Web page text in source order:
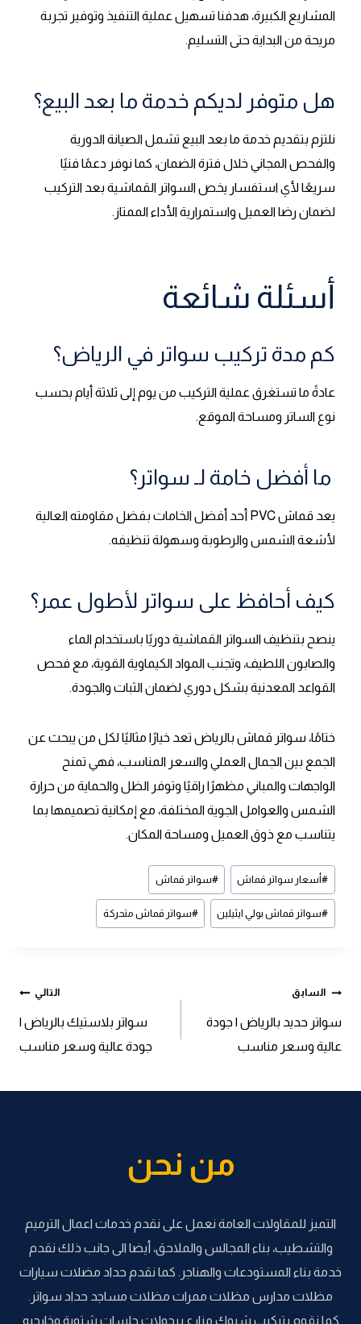
المشاريع الكبيرة، هدفنا تسهيل عملية التنفيذ وتوفير تجربة
مريحة من البداية حتى التسليم.
هل متوفر لديكم خدمة ما بعد البيع؟
نلتزم بتقديم خدمة ما بعد البيع تشمل الصيانة الدورية
والفحص المجاني خلال فترة الضمان، كما نوفر دعمًا فنيًا
سريعًا لأي استفسار يخص السواتر القماشية بعد التركيب
لضمان رضا العميل واستمرارية الأداء الممتاز.
أسئلة شائعة
كم مدة تركيب سواتر في الرياض؟
عادةً ما تستغرق عملية التركيب من يوم إلى ثلاثة أيام بحسب
نوع الساتر ومساحة الموقع.
ما أفضل خامة لـ سواتر؟
يعد قماش PVC أحد أفضل الخامات بفضل مقاومته العالية
لأشعة الشمس والرطوبة وسهولة تنظيفه.
كيف أحافظ على سواتر لأطول عمر؟
ينصح بتنظيف السواتر القماشية دوريًا باستخدام الماء
والصابون اللطيف، وتجنب المواد الكيماوية القوية، مع فحص
القواعد المعدنية بشكل دوري لضمان الثبات والجودة.
ختامًا، سواتر قماش بالرياض تعد خيارًا مثاليًا لكل من يبحث عن
الجمع بين الجمال العملي والسعر المناسب، فهي تمنح
الواجهات والمباني مظهرًا راقيًا وتوفر الظل والحماية من حرارة
الشمس والعوامل الجوية المختلفة، مع إمكانية تصميمها بما
يتناسب مع ذوق العميل ومساحة المكان.
وسوم
المقال:
#أسعار سواتر قماش #سواتر قماش
#سواتر قماش بولي ايثيلين #سواتر قماش متحركة
تصفّح
المقالات
السابق
سواتر حديد بالرياض | جودة
عالية وسعر مناسب
التالي
سواتر بلاستيك بالرياض |
جودة عالية وسعر مناسب
من نحن
التميز للمقاولات العامة نعمل على نقدم خدمات اعمال الترميم
والتشطيب، بناء المجالس والملاحق، أيضا الى جانب ذلك نقدم
خدمة بناء المستودعات والهناجر. كما نقدم حداد مضلات سيارات
مظلات مدارس مظلات ممرات مظلات مساجد حداد سواتر.
كما نقوم بتركيب شبوك مزارع برجولات جلسات شتوية وخارجيه